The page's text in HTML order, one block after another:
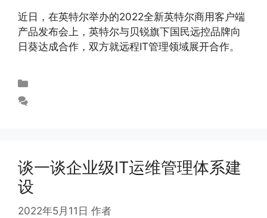
近日，在英特尔举办的2022全新英特尔商用客户端
产品发布会上，英特尔与贝锐旗下国民远控品牌向
日葵达成合作，双方就远程IT管理领域展开合作。
谈一谈企业级IT运维管理体系建
设
2022年5月11日 作者